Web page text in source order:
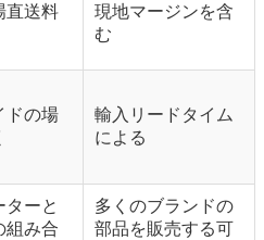
直送料
現地マージンを含
む
ドの場
輸入リードタイム
による
ターと
組み合
多くのブランドの
部品を販売する可